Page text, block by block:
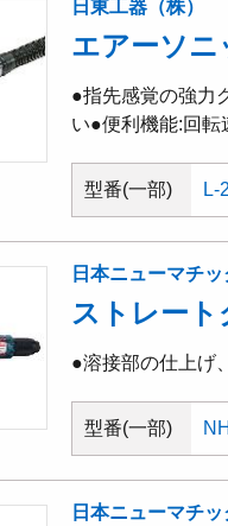
日東工器（株）
エアーソニ
●指先感覚の強力
い●便利機能:回転
型番(一部) L-
日本ニューマチッ
ストレート
●溶接部の仕上げ
型番(一部)
日本ニューマチッ